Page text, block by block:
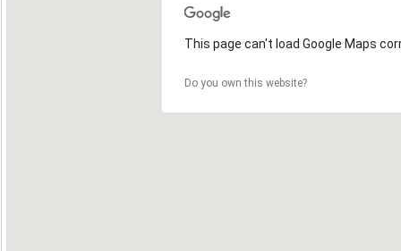
This page can't load Google Maps
Do you own this website?